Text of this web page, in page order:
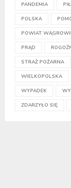
PANDEMIA
POLSKA
POWIAT
PRĄD
STRAŻ POŻARNA
WIELKOPOLSKA
WYPADEK
ZDARZYŁO SIĘ